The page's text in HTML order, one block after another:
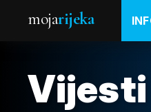
mojarijeka
Vijesti